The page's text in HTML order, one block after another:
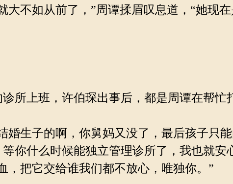
不如从前了，”周谭揉眉叹息道，“她现在
上班，许伯琛出事后，都是周谭在帮忙
婚生子的啊，你舅妈又没了，最后孩子只
你什么时候能独立管理诊所了，我也就安
，把它交给谁我们都不放心，唯独你。”